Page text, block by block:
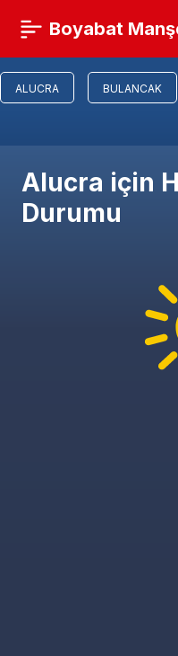
Boyabat
ALUCRA BULANCAK
Alucra için
Durumu